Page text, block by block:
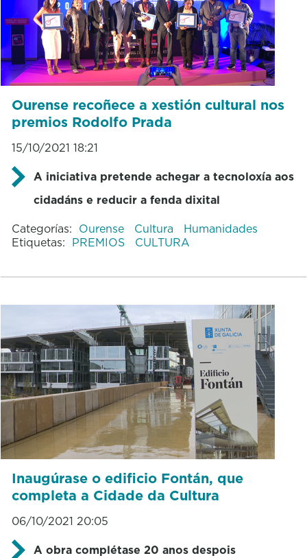
Ourense recoñece a xestión cultural nos
premios Rodolfo Prada
15/10/2021 18:21
A iniciativa pretende achegar a tecnoloxía aos
cidadáns e reducir a fenda dixital
Categorías: Ourense Cultura
Humanidades
Etiquetas: PREMIOS CULTURA
Inaugúrase o edificio Fontán, que
completa a Cidade da Cultura
06/10/2021 20:05
A obra complétase 20 anos despois